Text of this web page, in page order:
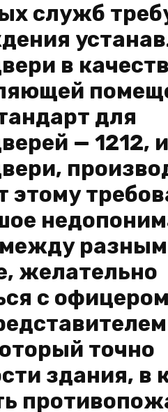
служб
в
для
— 1212,
этому
желательно
с офицером
точно
здания, в